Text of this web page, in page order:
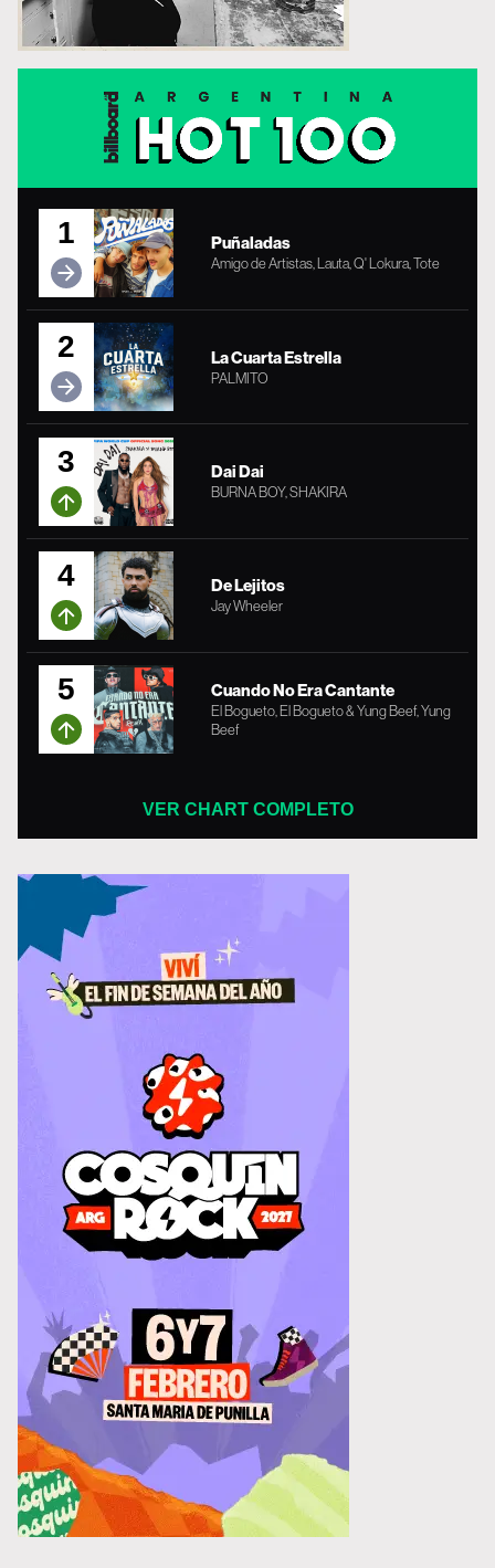
1 Puñaladas
Amigo de Artistas, Lauta, Q' Lokura, Tote
2 La Cuarta Estrella
PALMITO
3 Dai Dai
BURNA BOY, SHAKIRA
4 De Lejitos
Jay Wheeler
5 Cuando No Era Cantante
El Bogueto, El Bogueto & Yung Beef, Yung
Beef
VER CHART COMPLETO